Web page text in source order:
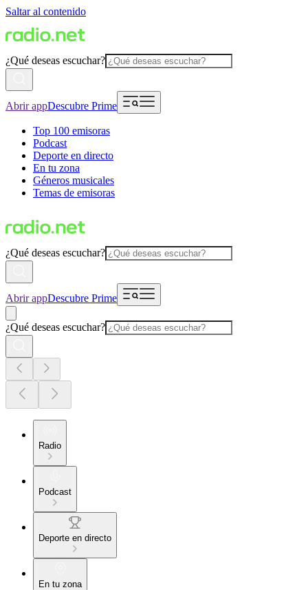
Saltar al contenido
¿Qué deseas escuchar?
Abrir appDescubre Prime
Top 100 emisoras
Podcast
Deporte en directo
En tu zona
Géneros musicales
Temas de emisoras
¿Qué deseas escuchar?
Abrir appDescubre Prime
¿Qué deseas escuchar?
Radio
Podcast
Deporte en directo
En tu zona